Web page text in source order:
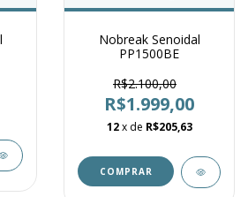
Nobreak Senoidal
PP1500BE
R$2.100,00
R$1.999,00
12 x de R$205,63